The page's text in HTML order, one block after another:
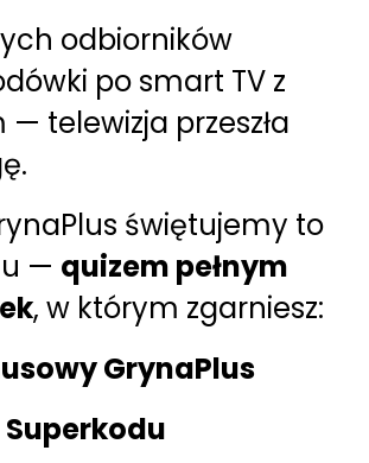
odbiorników
po smart TV z
telewizja przeszła
świętujemy to
— quizem pełnym
, w którym zgarniesz:
GrynaPlus